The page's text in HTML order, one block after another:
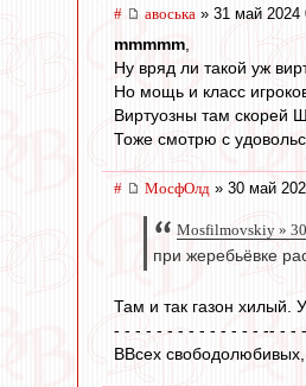
# авоська » 31 май 2024
mmmmm,
Ну вряд ли такой уж
Но мощь и класс
Виртуозны там скорей
Тоже смотрю с
# МосфОлд » 30 май
Mosfilmovskiy »
при жеребьёвке
Там и так газон хилый.
- - - - - - - - - - - - - - -- - -
ВВсех